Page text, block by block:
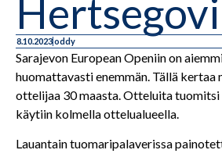
8.10.2023oddy
Sarajevon European Openiin on
huomattavasti enemmän. Tällä kertaa
ottelijaa 30 maasta. Otteluita
käytiin kolmella ottelualueella.
Lauantain tuomaripalaverissa